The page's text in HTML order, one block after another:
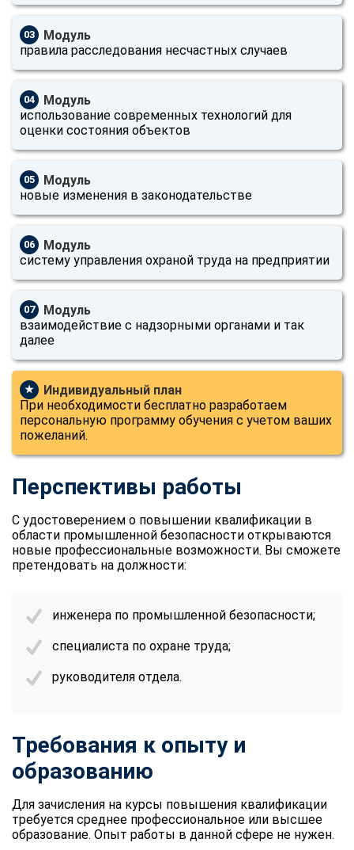
03
Модуль
правила расследования несчастных случаев
04
Модуль
использование современных технологий для
оценки состояния объектов
05
Модуль
новые изменения в законодательстве
06
Модуль
систему управления охраной труда на предприятии
07
Модуль
взаимодействие с надзорными органами и так
далее
★
Индивидуальный план
При необходимости бесплатно разработаем
персональную программу обучения с учетом ваших
пожеланий.
Перспективы работы
С удостоверением о повышении квалификации в
области промышленной безопасности открываются
новые профессиональные возможности. Вы сможете
претендовать на должности:
инженера по промышленной безопасности;
специалиста по охране труда;
руководителя отдела.
Требования к опыту и
образованию
Для зачисления на курсы повышения квалификации
требуется среднее профессиональное или высшее
образование. Опыт работы в данной сфере не нужен.